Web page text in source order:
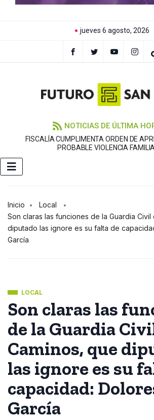
jueves 6 agosto, 2026
NOTICIAS DE ÚLTIMA
FISCALÍA CUMPLIMENTA ORDEN DE
PROBABLE VIOLENCIA
Inicio
Local
Son claras las funciones de la Guardia Civil
diputado las ignore es su falta de
García
LOCAL
Son claras las
de la Guardia
Caminos, que
las ignore es su
capacidad:
García